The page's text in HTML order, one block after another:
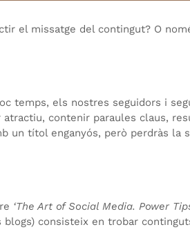
el missatge del contingut? O
temps, els nostres seguidors i
contenir paraules claus,
un títol enganyós, però perdràs la
‘The Art of Social Media. Power
consisteix en trobar